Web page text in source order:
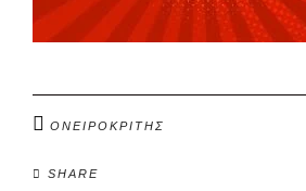
ΟΝΕΙΡΟΚΡΙΤΗΣ
SHARE